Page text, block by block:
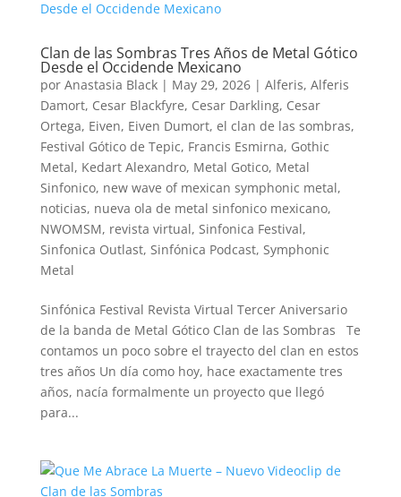
Clan de las Sombras Tres Años de Metal Gótico
Desde el Occidende Mexicano
por Anastasia Black| May 29, 2026| Alferis, Alferis
Damort, Cesar Blackfyre, Cesar Darkling, Cesar
Ortega, Eiven, Eiven Dumort, el clan de las sombras,
Festival Gótico de Tepic, Francis Esmirna, Gothic
Metal, Kedart Alexandro, Metal Gotico, Metal
Sinfonico, new wave of mexican symphonic metal,
noticias, nueva ola de metal sinfonico mexicano,
NWOMSM, revista virtual, Sinfonica Festival,
Sinfonica Outlast, Sinfónica Podcast, Symphonic
Metal
Sinfónica Festival Revista Virtual Tercer Aniversario
de la banda de Metal Gótico Clan de las Sombras Te
contamos un poco sobre el trayecto del clan en estos
tres años Un día como hoy, hace exactamente tres
años, nacía formalmente un proyecto que llegó
para...